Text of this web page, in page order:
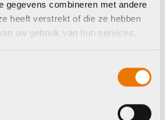
gegevens combineren met andere
heeft verstrekt of die ze hebben
uw gebruik van hun services.
Jas / jack